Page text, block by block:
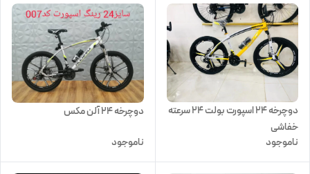
دوچرخه 24 اسپورت بولت 24 سرعته
خفاشی
ناموجود
دوچرخه 24 آلن مکس
ناموجود